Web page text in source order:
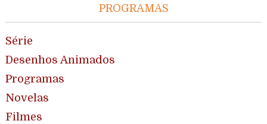
PROGRAMAS
Série
Desenhos Animados
Programas
Novelas
Filmes